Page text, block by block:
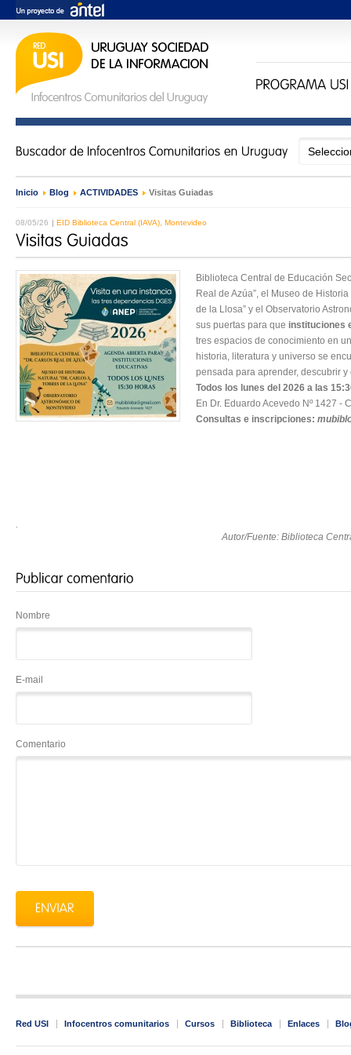
Inicio › Blog › ACTIVIDADES › Visitas Guiadas
08/05/26 EID Biblioteca Central (IAVA), Montevideo
Biblioteca Central de Educación
Real de Azúa”, el Museo de
de la Llosa” y el Observatorio
sus puertas para que instituciones
tres espacios de conocimiento en
historia, literatura y universo se
pensada para aprender, descubrir y
Todos los lunes del 2026 a las
En Dr. Eduardo Acevedo Nº 1427 -
Consultas e inscripciones:
Autor/Fuente: Biblioteca
Nombre
E-mail
Comentario
Red USI Infocentros comunitarios Cursos Biblioteca Enlaces